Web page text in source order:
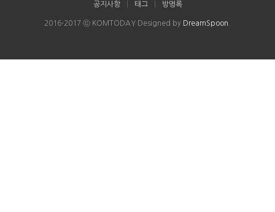
공지사항 태그 방명록
2016-2017 ⓒ KOMTODAY Designed by DreamSpoon